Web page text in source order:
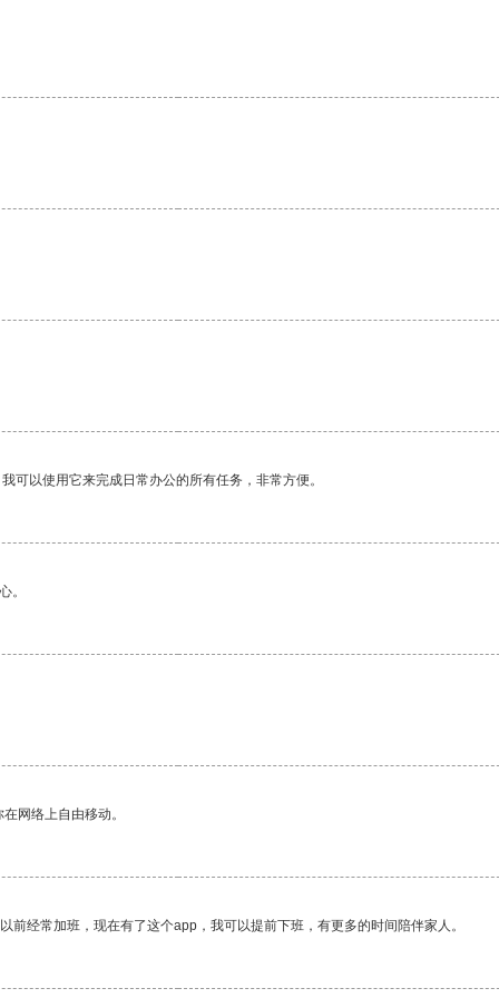
可以使用它来完成日常办公的所有任务，非常方便。
。
网络上自由移动。
经常加班，现在有了这个app，我可以提前下班，有更多的时间陪伴家人。